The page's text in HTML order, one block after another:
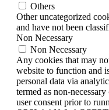
Others
Other uncategorized
and have not been
Non Necessary
Non Necessary
Any cookies that may
website to function and
personal data via
termed as non-
user consent prior to